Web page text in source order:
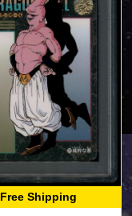
Free Shipping